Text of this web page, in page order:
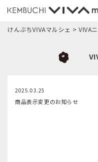
けんぶちVIVAマルシェ >VIVA
2025.03.25
商品表示変更のお知らせ